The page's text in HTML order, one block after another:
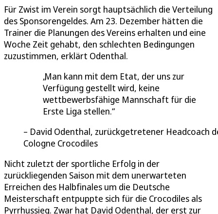
Für Zwist im Verein sorgt hauptsächlich die Verteilung
des Sponsorengeldes. Am 23. Dezember hätten die
Trainer die Planungen des Vereins erhalten und eine
Woche Zeit gehabt, den schlechten Bedingungen
zuzustimmen, erklärt Odenthal.
Man kann mit dem Etat, der uns zur
Verfügung gestellt wird, keine
wettbewerbsfähige Mannschaft für die
Erste Liga stellen.
David Odenthal, zurückgetretener Headcoach
Cologne Crocodiles
Nicht zuletzt der sportliche Erfolg in der
zurückliegenden Saison mit dem unerwarteten
Erreichen des Halbfinales um die Deutsche
Meisterschaft entpuppte sich für die Crocodiles als
Pyrrhussieg. Zwar hat David Odenthal, der erst zur